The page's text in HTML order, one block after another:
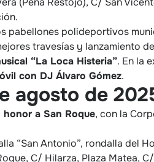
pabellones polideportivos
travesías y lanzamiento
“La Loca Histeria”. En la
con DJ Álvaro Gómez.
agosto de
honor a San Roque, con la
“San Antonio”, rondalla del
C/ Hilarza, Plaza Matea,